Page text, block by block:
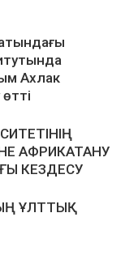
Ахлак
АФРИКАТАНУ
КЕЗДЕСУ
ҰЛТТЫҚ